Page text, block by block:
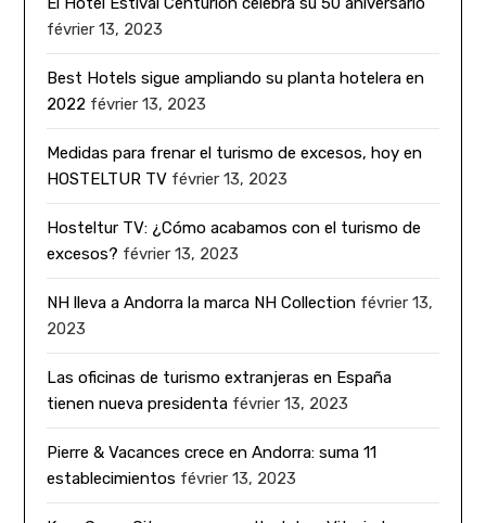
février 13, 2023
Best Hotels sigue ampliando su planta hotelera en
2022 février 13, 2023
Medidas para frenar el turismo de excesos, hoy en
HOSTELTUR TV février 13, 2023
Hosteltur TV: ¿Cómo acabamos con el turismo de
excesos? février 13, 2023
NH lleva a Andorra la marca NH Collection février 13,
2023
Las oficinas de turismo extranjeras en España
tienen nueva presidenta février 13, 2023
Pierre & Vacances crece en Andorra: suma 11
establecimientos février 13, 2023